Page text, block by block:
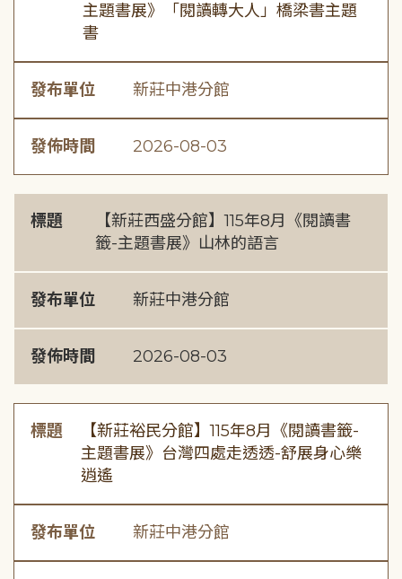
主題書展》「閱讀轉大人」橋梁書主題
書
發布單位 新莊中港分館
發佈時間 2026-08-03
標題
【新莊西盛分館】115年8月《閱讀書
籤-主題書展》山林的語言
發布單位 新莊中港分館
發佈時間 2026-08-03
標題
【新莊裕民分館】115年8月《閱讀書籤-
主題書展》台灣四處走透透-舒展身心樂
逍遙
發布單位 新莊中港分館